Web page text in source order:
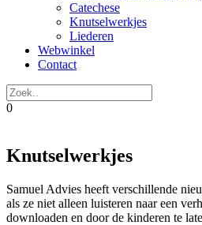
Catechese
Knutselwerkjes
Liederen
Webwinkel
Contact
0
Knutselwerkjes
Samuel Advies heeft verschillende
als ze niet alleen luisteren naar een
downloaden en door de kinderen te